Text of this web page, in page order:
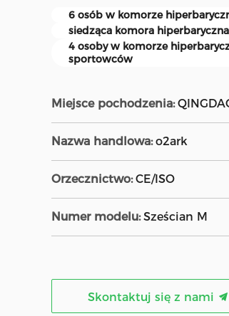
6 osób w komorze
siedząca komora
4 osoby w komorze
sportowców
Miejsce pochodzenia:
Nazwa handlowa: o2ark
Orzecznictwo: CE/ISO
Numer modelu: Sześcian M
Skontaktuj się z nami